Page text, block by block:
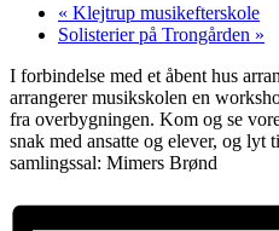
« Klejtrup musikefterskole
Solisterier på Trongården »
I forbindelse med et åbent hus
arrangerer musikskolen en
fra overbygningen. Kom og se
snak med ansatte og elever, og lyt
samlingssal: Mimers Brønd